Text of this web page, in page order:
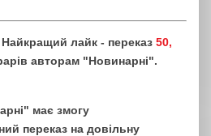
лайк - переказ 50,
авторам "Новинарні".
має змогу
переказ на довільну